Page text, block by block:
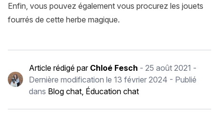
Enfin, vous pouvez également vous procurez les jouets
fourrés de cette herbe magique.
Article rédigé par Chloé Fesch - 25 août 2021 -
Dernière modification le13 février 2024 - Publié
dans Blog chat Éducation chat